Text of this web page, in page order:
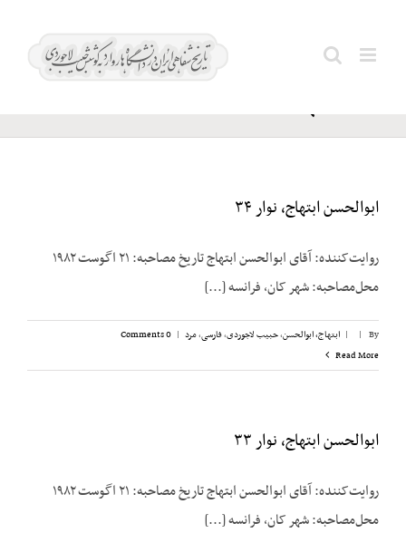
(Prudhomme.
Hector)
Search
ابوالحسن ابتهاج، نوار ۳۴
روایت‌کننده: آقای ابوالحسن ابتهاج تاریخ مصاحبه: ۲۱ اگوست ۱۹۸۲
محل‌مصاحبه: شهر کان، فرانسه [...]
By
|
| ابتهاج، ابوالحسن,حبیب لاجوردی,فارسی,مرد |
0 Comments
Read More
ابوالحسن ابتهاج، نوار ۳۳
روایت‌کننده: آقای ابوالحسن ابتهاج تاریخ مصاحبه: ۲۱ اگوست ۱۹۸۲
محل‌مصاحبه: شهر کان، فرانسه [...]